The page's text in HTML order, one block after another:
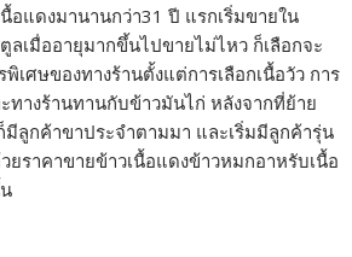
อแดงมานานกว่า31 ปี แรกเริ่มขายใน
ลเมื่ออายุมากขึ้นไปขายไม่ไหว ก็เลือกจะ
เศษของทางร้านตั้งแต่การเลือกเนื้อวัว การ
ทางร้านทานกับข้าวมันไก่ หลังจากที่ย้าย
ลูกค้าขาประจำตามมา และเริ่มมีลูกค้ารุ่น
ราคาขายข้าวเนื้อแดงข้าวหมกอาหรับเนื้อ